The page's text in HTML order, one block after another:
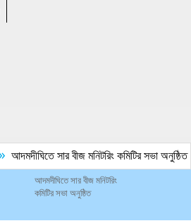
আদমদীঘিতে সার বীজ মনিটরিং কমিটির সভা অনুষ্ঠিত
আদমদীঘিতে সার বীজ মনিটরিং
কমিটির সভা অনুষ্ঠিত